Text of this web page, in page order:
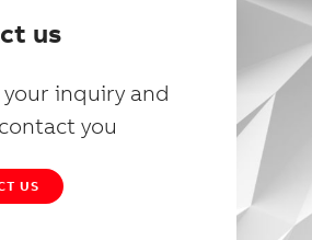
us
inquiry and
you
US